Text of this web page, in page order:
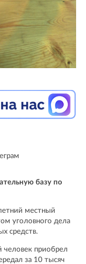
базу по
местный
уголовного дела
средств.
человек приобрел
за 10 тысяч